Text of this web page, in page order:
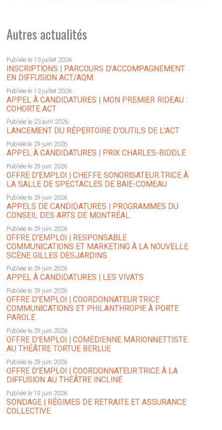
Autres actualités
Publiée le 13 juillet 2026
INSCRIPTIONS | PARCOURS D’ACCOMPAGNEMENT
EN DIFFUSION ACT/AQM
Publiée le 13 juillet 2026
APPEL À CANDIDATURES | MON PREMIER RIDEAU :
COHORTE ACT
Publiée le 23 avril 2026
LANCEMENT DU RÉPERTOIRE D'OUTILS DE L'ACT
Publiée le 29 juin 2026
APPEL À CANDIDATURES | PRIX CHARLES-BIDDLE
Publiée le 29 juin 2026
OFFRE D'EMPLOI | CHEF.FE SONORISATEUR.TRICE À
LA SALLE DE SPECTACLES DE BAIE-COMEAU
Publiée le 29 juin 2026
APPELS DE CANDIDATURES | PROGRAMMES DU
CONSEIL DES ARTS DE MONTRÉAL
Publiée le 29 juin 2026
OFFRE D'EMPLOI | RESPONSABLE
COMMUNICATIONS ET MARKETING À LA NOUVELLE
SCÈNE GILLES DESJARDINS
Publiée le 29 juin 2026
APPEL À CANDIDATURES | LES VIVATS
Publiée le 29 juin 2026
OFFRE D'EMPLOI | COORDONNATEUR·TRICE
COMMUNICATIONS ET PHILANTHROPIE À PORTE
PAROLE
Publiée le 29 juin 2026
OFFRE D'EMPLOI | COMÉDIENNE MARIONNETTISTE
AU THÉÂTRE TORTUE BERLUE
Publiée le 29 juin 2026
OFFRE D'EMPLOI | COORDONNATEUR·TRICE À LA
DIFFUSION AU THÉÂTRE INCLINÉ
Publiée le 19 juin 2026
SONDAGE | RÉGIMES DE RETRAITE ET ASSURANCE
COLLECTIVE